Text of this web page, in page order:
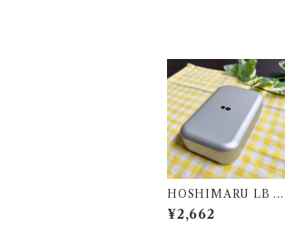
HOSHIMARU LB 角
丸型
¥2,662